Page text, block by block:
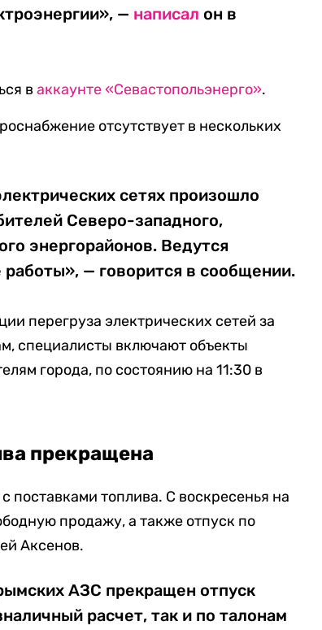
— написал он в
ваккаунте «Севастопольэнерго».
отсутствует в нескольких
сетях произошло
Северо-западного,
энергорайонов. Ведутся
— говорится в сообщении.
перегруза электрических сетей за
специалисты включают объекты
города, по состоянию на 11:30 в
прекращена
топлива. С воскресенья на
продажу, а также отпуск по
Аксенов.
АЗС прекращен отпуск
расчет, так и по талонам